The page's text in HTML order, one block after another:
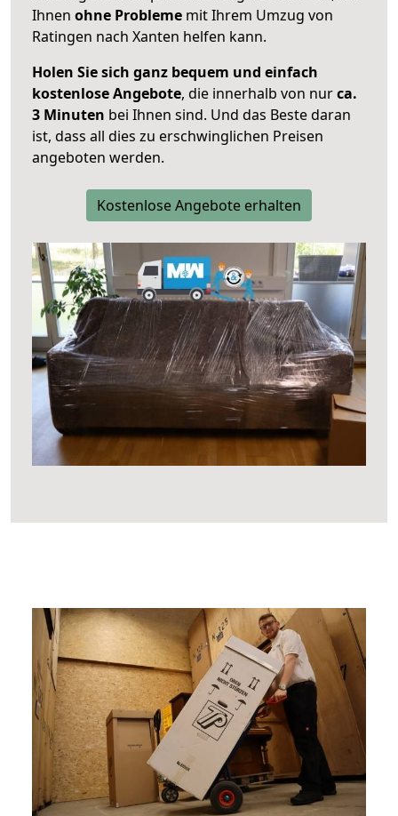
Ihnen ohne Probleme mit Ihrem Umzug von
Ratingen nach Xanten helfen kann.
Holen Sie sich ganz bequem und einfach
kostenlose Angebote, die innerhalb von nurca.
3 Minuten bei Ihnen sind. Und das Beste daran
ist, dass all dies zu erschwinglichen Preisen
angeboten werden.
Kostenlose Angebote erhalten